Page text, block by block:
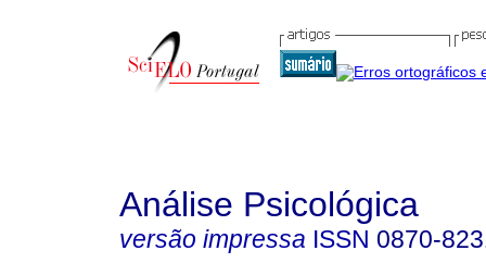
Análise Psicológica
versão impressa ISSN 0870-